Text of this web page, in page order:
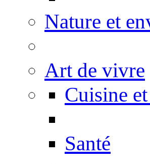
Nature et
Art de vivre
Cuisine
Santé